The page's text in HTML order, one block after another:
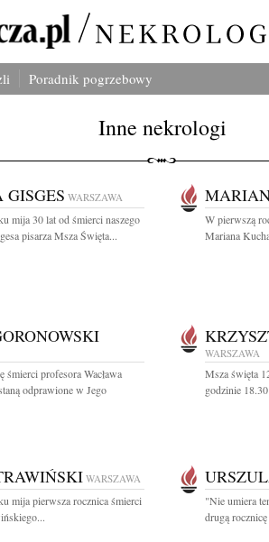
Poradnik pogrzebowy
Inne nekrologi
WARSZAWA
mija 30 lat od śmierci naszego
pisarza Msza Święta...
W pierwszą
Mariana
śmierci profesora Wacława
odprawione w Jego
WARSZAWA
Msza święta
godzinie
WARSZAWA
mija pierwsza rocznica śmierci
"Nie umiera
drugą